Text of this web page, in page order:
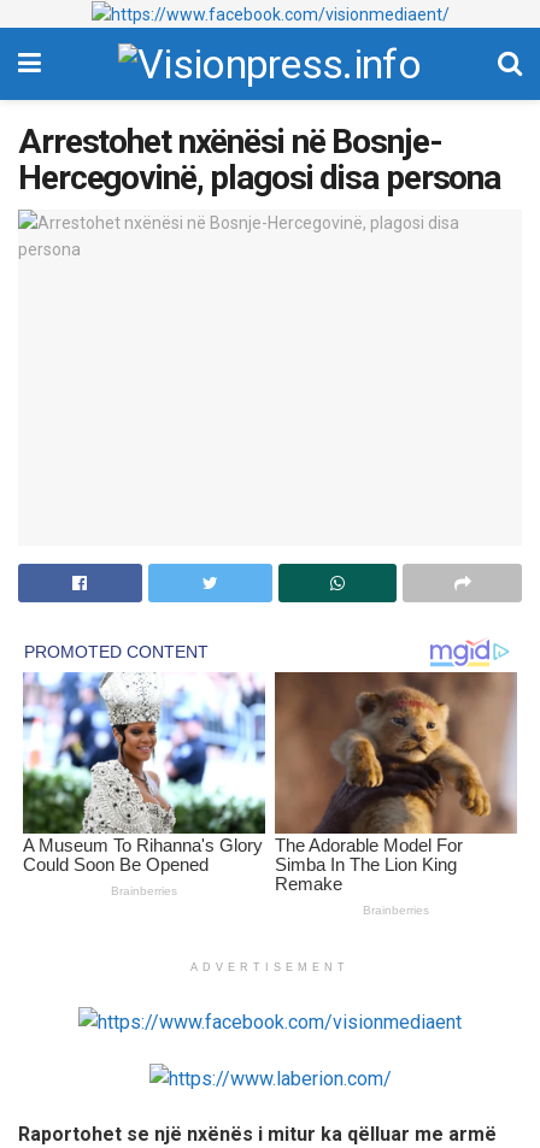
Arrestohet nxënësi në Bosnje-
Hercegovinë, plagosi disa persona
ADVERTISEMENT
Raportohet se një nxënës i mitur ka qëlluar me armë